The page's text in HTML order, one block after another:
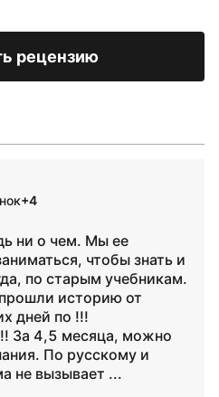
рецензию
+4
ни о чем. Мы ее
чтобы знать и
по старым учебникам.
историю от
дней по !!!
За 4,5 месяца, можно
По русскому и
не вызывает ...